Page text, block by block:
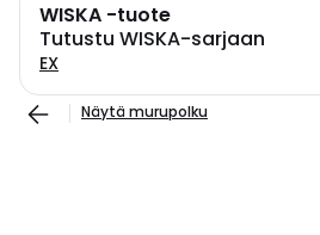
WISKA -tuote
Tutustu WISKA-sarjaan
EX
Näytä murupolku